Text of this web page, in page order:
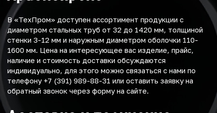
В «ТехПром» доступен ассортимент продукции с
диаметром стальных труб от 32 до 1420 мм, толщиной
стенки 3-12 мм и наружным диаметром оболочки 110-
1600 мм. Цена на интересующее вас изделие, прайс,
наличие и стоимость доставки обсуждаются
индивидуально, для этого можно связаться с нами по
телефону +7 (391) 989-88-31 или оставить заявку на
обратный звонок через форму на сайте.